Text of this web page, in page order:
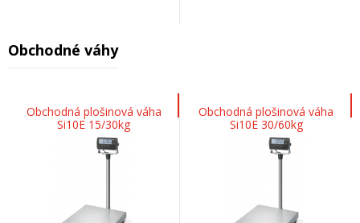
Obchodné váhy
Obchodná plošinová váha
Si10E 15/30kg
Obchodná plošinová váha
Si10E 30/60kg